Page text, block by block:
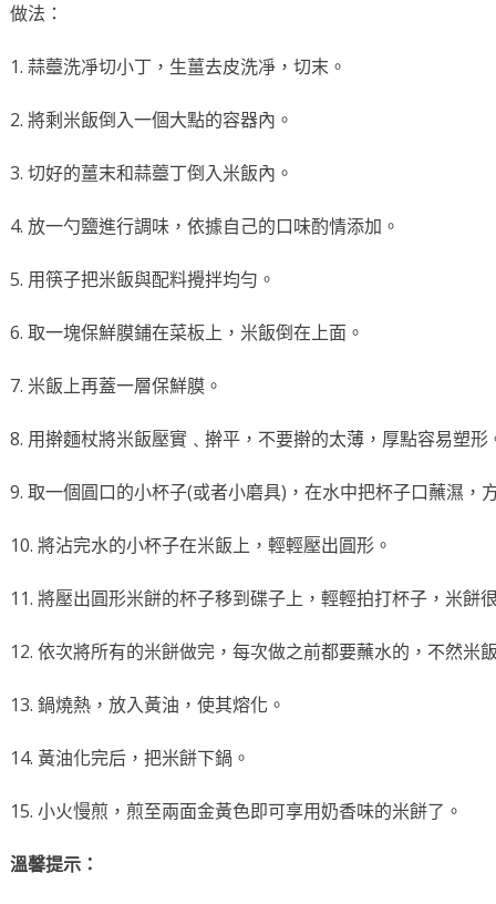
做法：
1. 蒜薹洗凈切小丁，生薑去皮洗凈，切末。
2. 將剩米飯倒入一個大點的容器內。
3. 切好的薑末和蒜薹丁倒入米飯內。
4. 放一勺鹽進行調味，依據自己的口味酌情添加。
5. 用筷子把米飯與配料攪拌均勻。
6. 取一塊保鮮膜鋪在菜板上，米飯倒在上面。
7. 米飯上再蓋一層保鮮膜。
8. 用擀麵杖將米飯壓實﹑擀平，不要擀的太薄，厚點容易塑形
9. 取一個圓口的小杯子(或者小磨具)，在水中把杯子口蘸濕，
10. 將沾完水的小杯子在米飯上，輕輕壓出圓形。
11. 將壓出圓形米餅的杯子移到碟子上，輕輕拍打杯子，米餅
12. 依次將所有的米餅做完，每次做之前都要蘸水的，不然米
13. 鍋燒熱，放入黃油，使其熔化。
14. 黃油化完后，把米餅下鍋。
15. 小火慢煎，煎至兩面金黃色即可享用奶香味的米餅了。
溫馨提示：